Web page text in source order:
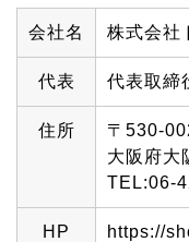
会社名 株式会社
代表 代表取締
住所
〒530-
大阪府大
TEL:06-
HP https://